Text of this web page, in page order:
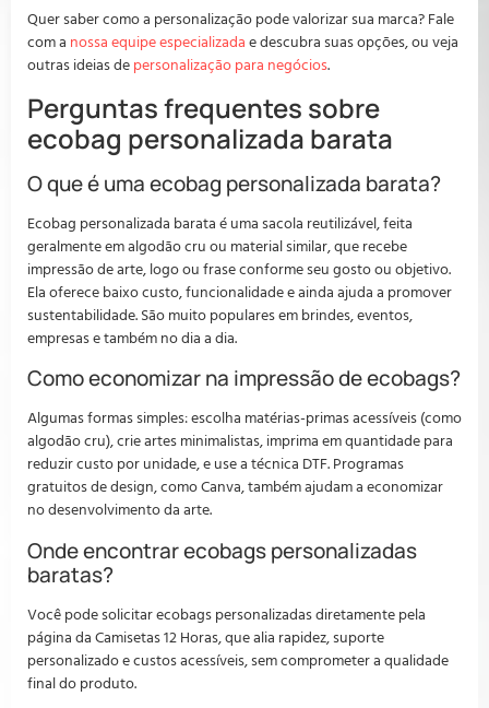
Quer saber como a personalização pode valorizar sua marca? Fale
com a nossa equipe especializada e descubra suas opções, ou veja
outras ideias de personalização para negócios.
Perguntas frequentes sobre
ecobag personalizada barata
O que é uma ecobag personalizada barata?
Ecobag personalizada barata é uma sacola reutilizável, feita
geralmente em algodão cru ou material similar, que recebe
impressão de arte, logo ou frase conforme seu gosto ou objetivo.
Ela oferece baixo custo, funcionalidade e ainda ajuda a promover
sustentabilidade. São muito populares em brindes, eventos,
empresas e também no dia a dia.
Como economizar na impressão de ecobags?
Algumas formas simples: escolha matérias-primas acessíveis (como
algodão cru), crie artes minimalistas, imprima em quantidade para
reduzir custo por unidade, e use a técnica DTF. Programas
gratuitos de design, como Canva, também ajudam a economizar
no desenvolvimento da arte.
Onde encontrar ecobags personalizadas
baratas?
Você pode solicitar ecobags personalizadas diretamente pela
página da Camisetas 12 Horas, que alia rapidez, suporte
personalizado e custos acessíveis, sem comprometer a qualidade
final do produto.